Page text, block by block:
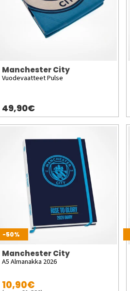
Manchester City
Vuodevaatteet Pulse
49,90€
-50%
Manchester City
A5 Almanakka 2026
10,90€